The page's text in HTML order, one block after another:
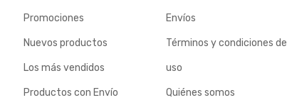
Promociones
Nuevos productos
Los más vendidos
Productos con Envío
Envíos
Términos y condiciones de
uso
Quiénes somos